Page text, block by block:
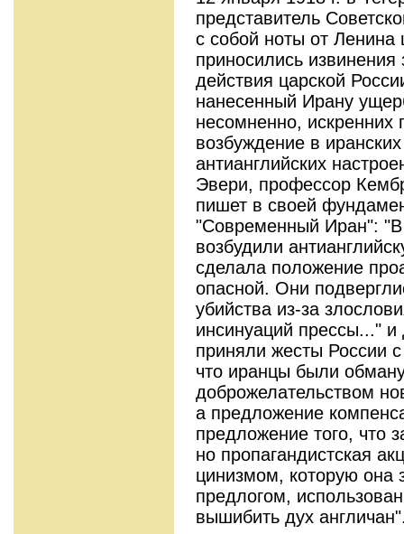
представитель
с собой ноты от
приносились
действия царской
нанесенный Ирану
несомненно, искренних
возбуждение в
антианглийских
Эвери, профессор
пишет в своей
"Современный Иран": "В
возбудили
сделала положение
опасной. Они
убийства из-за
инсинуаций прессы..."
приняли жесты России
что иранцы были
доброжелательством
а предложение
предложение того, что
но пропагандистская
цинизмом, которую она
предлогом,
вышибить дух